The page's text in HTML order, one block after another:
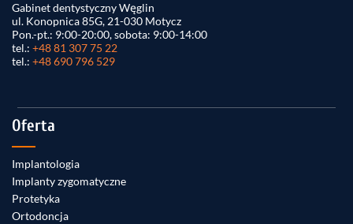
Gabinet dentystyczny Węglin
ul. Konopnica 85G, 21-030 Motycz
Pon.-pt.: 9:00-20:00, sobota: 9:00-14:00
tel.: +48 81 307 75 22
tel.: +48 690 796 529
Oferta
Implantologia
Implanty zygomatyczne
Protetyka
Ortodoncja